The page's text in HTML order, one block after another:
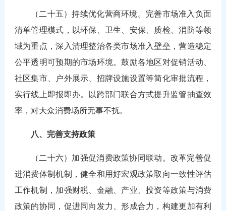
（二十五）持续优化营商环境。完善市场准入负面
清单管理模式，以环保、卫生、安保、质检、消防等领
域为重点，深入清理整治各类市场准入壁垒，营造稳定
公平透明可预期的市场环境。鼓励各地区对促销活动、
社区集市、户外展示、招牌设施设置等简化审批流程，
实行线上即报即办。以跨部门联合方式提升监管抽查效
率，对大众消费场所无事不扰。
八、完善支持政策
（二十六）加强促消费政策协同联动。改革完善促
进消费体制机制，健全和用好宏观政策取向一致性评估
工作机制，加强财税、金融、产业、投资等政策与消费
政策的协同，促进同向发力、形成合力，构建更加有利